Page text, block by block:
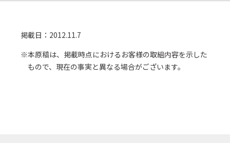
掲載日：2012.11.7
※本原稿は、掲載時点におけるお客様の取組内容を示した
もので、現在の事実と異なる場合がございます。